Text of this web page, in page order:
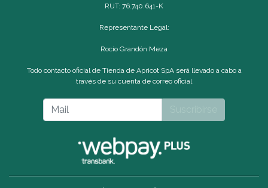
RUT: 76.740.641-K
Representante Legal:
Rocío Grandón Meza
Todo contacto oficial de Tienda de Apricot SpA será llevado a cabo a
través de su cuenta de correo oficial